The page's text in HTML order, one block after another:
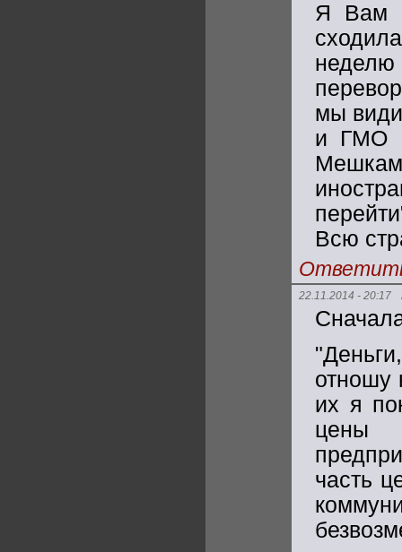
Я Вам
мы
и ГМО
Всю
22.11.2014 - 20:17
отношу
их я
цены
часть